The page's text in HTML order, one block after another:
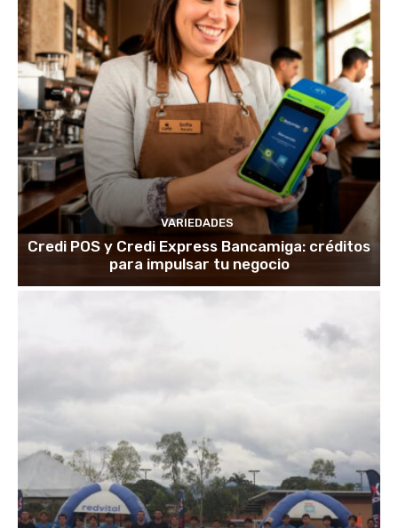
VARIEDADES
Credi POS y Credi Express Bancamiga: créditos
para impulsar tu negocio